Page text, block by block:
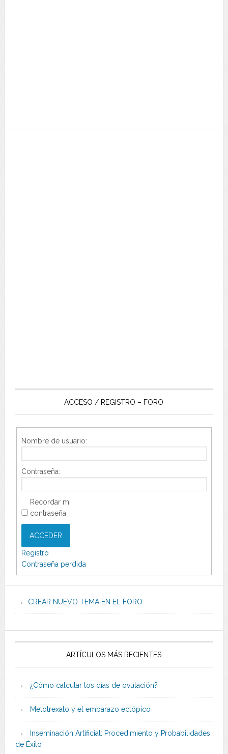
ACCESO / REGISTRO – FORO
Nombre de usuario:
Contraseña:
Recordar mi
contraseña
ACCEDER
Registro
Contraseña perdida
CREAR NUEVO TEMA EN EL FORO
ARTÍCULOS MÁS RECIENTES
¿Cómo calcular los días de ovulación?
Metotrexato y el embarazo ectópico
Inseminación Artificial: Procedimiento y Probabilidades
de Éxito